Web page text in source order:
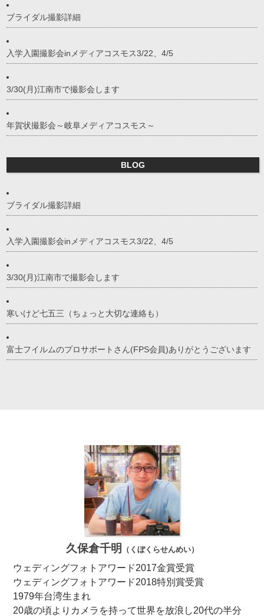
ブライダル撮影詳細
入学入園撮影会inメディアコスモス3/22、4/5
3/30(月)江南市で撮影会します
年賀状撮影会～岐阜メディアコスモス～
BLOG
ブライダル撮影詳細
入学入園撮影会inメディアコスモス3/22、4/5
3/30(月)江南市で撮影会します
寒いけど七五三（ちょっと大切な連絡も）
富士フイルムのプロサポートさん(FPS会員)ありがとうございます
久保倉千明 （くぼくらせんめい）
ウェディングフォトアワード2017金賞受賞
ウェディングフォトアワード2018特別賞受賞
1979年台湾生まれ
20歳の頃よりカメラを持って世界を放浪し20代の半分